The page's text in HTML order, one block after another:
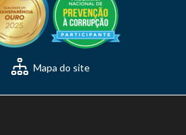
Mapa do site